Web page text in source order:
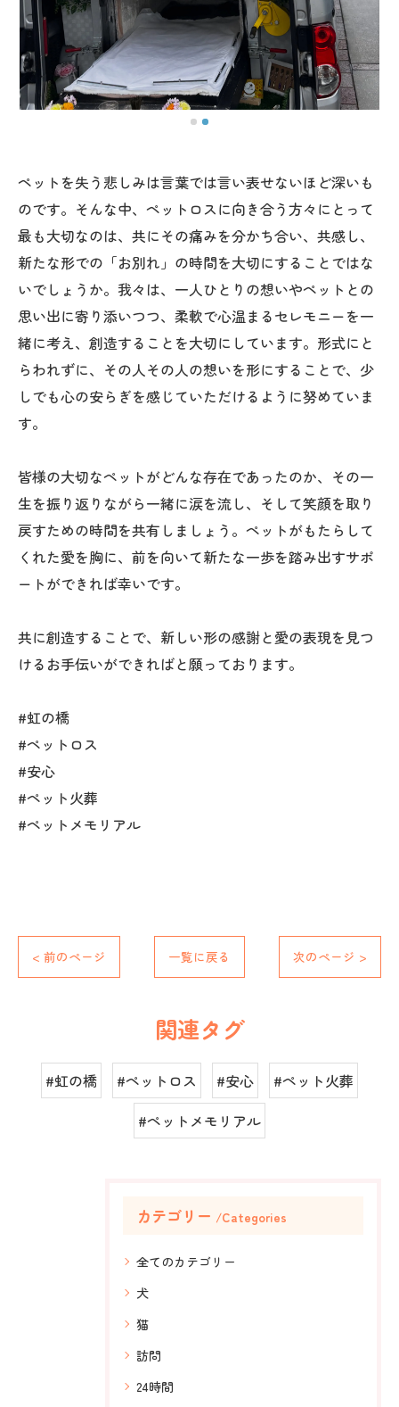
ペットを失う悲しみは言葉では言い表せないほど深いも
のです。そんな中、ペットロスに向き合う方々にとって
最も大切なのは、共にその痛みを分かち合い、共感し、
新たな形での「お別れ」の時間を大切にすることではな
いでしょうか。我々は、一人ひとりの想いやペットとの
思い出に寄り添いつつ、柔軟で心温まるセレモニーを一
緒に考え、創造することを大切にしています。形式にと
らわれずに、その人その人の想いを形にすることで、少
しでも心の安らぎを感じていただけるように努めていま
す。
皆様の大切なペットがどんな存在であったのか、その一
生を振り返りながら一緒に涙を流し、そして笑顔を取り
戻すための時間を共有しましょう。ペットがもたらして
くれた愛を胸に、前を向いて新たな一歩を踏み出すサポ
ートができれば幸いです。
共に創造することで、新しい形の感謝と愛の表現を見つ
けるお手伝いができればと願っております。
#虹の橋
#ペットロス
#安心
#ペット火葬
#ペットメモリアル
< 前のページ 一覧に戻る 次のページ >
関連タグ
#虹の橋 #ペットロス #安心
#ペット火葬
#ペットメモリアル
カテゴリー Categories
全てのカテゴリー
犬
猫
訪問
24時間